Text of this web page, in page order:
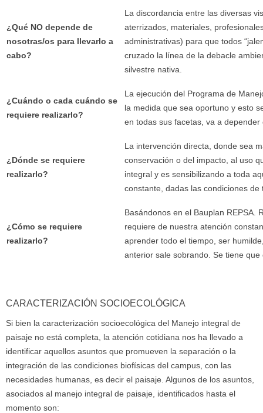
¿Qué NO depende de
nosotras/os para llevarlo a
cabo?
La discordancia entre las diversas
aterrizados, materiales,
administrativas) para que todos
cruzado la línea de la debacle
silvestre nativa.
¿Cuándo o cada cuándo se
requiere realizarlo?
La ejecución del Programa de
la medida que sea oportuno y esto
en todas sus facetas, va a
¿Dónde se requiere
realizarlo?
La intervención directa, donde sea
conservación o del impacto, al uso
integral y es sensibilizando a toda
constante, dadas las condiciones
¿Cómo se requiere
realizarlo?
Basándonos en el Bauplan REPSA.
requiere de nuestra atención
aprender todo el tiempo, ser
anterior sale sobrando. Se tiene
CARACTERIZACIÓN SOCIOECOLÓGICA
Si bien la caracterización socioecológica del Manejo integral de
paisaje no está completa, la atención cotidiana nos ha llevado a
identificar aquellos asuntos que promueven la separación o la
integración de las condiciones biofísicas del campus, con las
necesidades humanas, es decir el paisaje. Algunos de los asuntos,
asociados al manejo integral de paisaje, identificados hasta el
momento son: